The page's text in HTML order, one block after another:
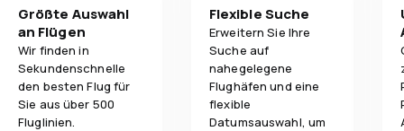
Größte Auswahl
an Flügen
Wir finden in
Sekundenschnelle
den besten Flug für
Sie aus über 500
Fluglinien.
Flexible Suche
Erweitern Sie Ihre
Suche auf
nahegelegene
Flughäfen und eine
flexible
Datumsauswahl, um